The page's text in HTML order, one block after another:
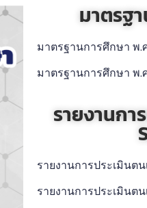
มาตรฐ
มาตรฐานการศึกษา พ.ศ
มาตรฐานการศึกษา พ.
รายงานกา
รายงานการประเมินตน
รายงานการประเมินตน